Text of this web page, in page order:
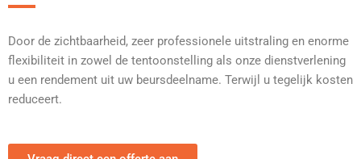
Door de zichtbaarheid, zeer professionele uitstraling en enorme
flexibiliteit in zowel de tentoonstelling als onze dienstverlening
u een rendement uit uw beursdeelname. Terwijl u tegelijk kosten
reduceert.